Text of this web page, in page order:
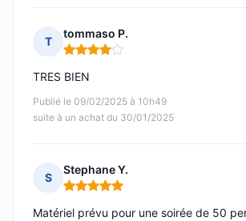
T
tommaso P.
Note : 4 sur 5
Publié le 09/02/2025 à 10h49
suite à un achat du 30/01/2025
TRES BIEN
S
Stephane Y.
Note : 5 sur 5
Matériel prévu pour une soirée de 50